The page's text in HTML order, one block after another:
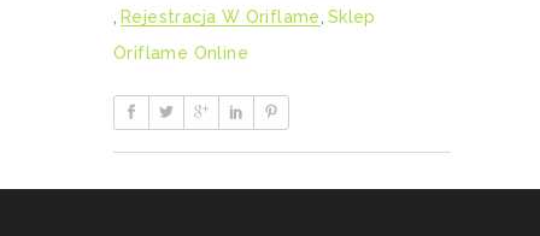
Rejestracja W Oriflame Sklep
Oriflame Online